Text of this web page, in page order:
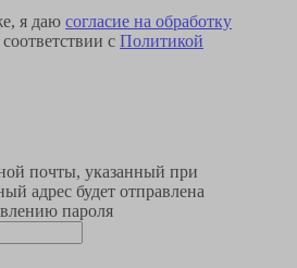
я даю согласие на обработку
с Политикой
почты, указанный при
адрес будет отправлена
пароля